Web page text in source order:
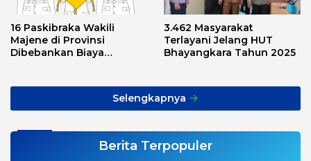
16 Paskibraka Wakili
Majene di Provinsi
Dibebankan Biaya
3.462 Masyarakat
Terlayani Jelang HUT
Bhayangkara Tahun 2025
Selengkapnya
Berita Terpopuler